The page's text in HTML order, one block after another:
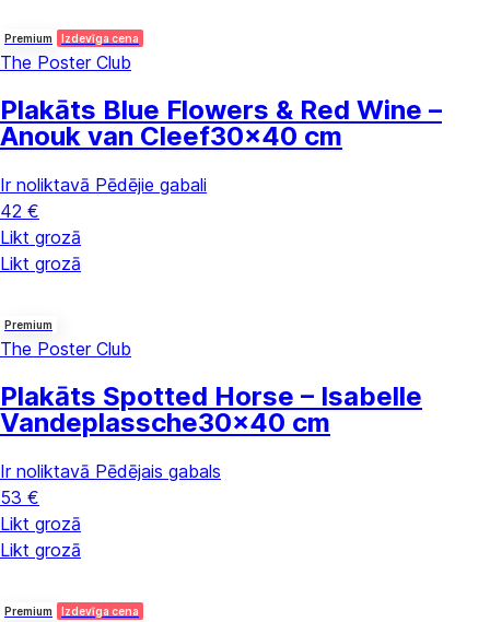
Premium Izdevīga cena
The Poster Club
Plakāts Blue Flowers & Red Wine –
Anouk van Cleef30x40 cm
Ir noliktavā Pēdējie gabali
42 €
Likt grozā
Likt grozā
Premium
The Poster Club
Plakāts Spotted Horse – Isabelle
Vandeplassche30x40 cm
Ir noliktavā Pēdējais gabals
53 €
Likt grozā
Likt grozā
Premium Izdevīga cena